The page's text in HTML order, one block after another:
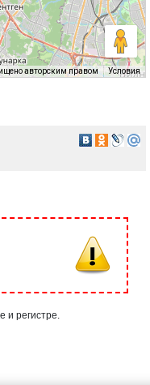
авторским правом Условия
и регистре.